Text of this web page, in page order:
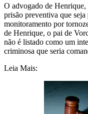
O advogado de Henrique,
prisão preventiva que
monitoramento por
de Henrique, o pai de
não é listado como um
criminosa que seria
Leia Mais: